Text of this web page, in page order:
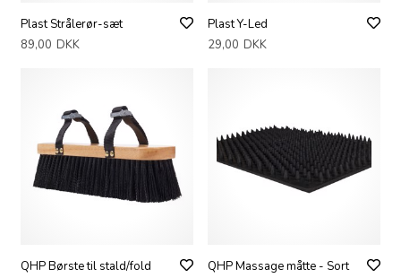
Plast Strålerør-sæt
89,00 DKK
Plast Y-Led
29,00 DKK
QHP Børste til stald/fold
QHP Massage måtte - Sort